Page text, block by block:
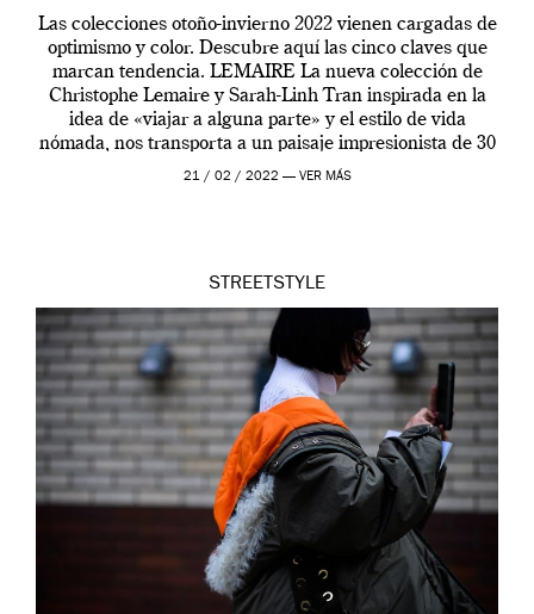
Las colecciones otoño-invierno 2022 vienen cargadas de
optimismo y color. Descubre aquí las cinco claves que
marcan tendencia. LEMAIRE La nueva colección de
Christophe Lemaire y Sarah-Linh Tran inspirada en la
idea de «viajar a alguna parte» y el estilo de vida
nómada, nos transporta a un paisaje impresionista de 30
metros de altura pintado […]
21 / 02 / 2022 — VER MÁS
STREETSTYLE